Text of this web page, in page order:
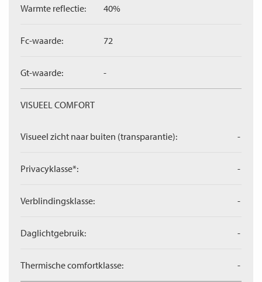
Warmte reflectie: 40%
Fc-waarde: 72
Gt-waarde: -
VISUEEL COMFORT
Visueel zicht naar buiten (transparantie): -
Privacyklasse*: -
Verblindingsklasse: -
Daglichtgebruik: -
Thermische comfortklasse: -